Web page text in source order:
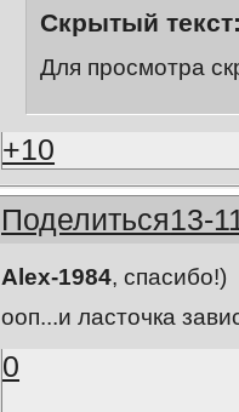
Скрытый
Для просмотра
+10
Поделиться13-
Alex-1984, спасибо!)
ооп...и ласточка
0